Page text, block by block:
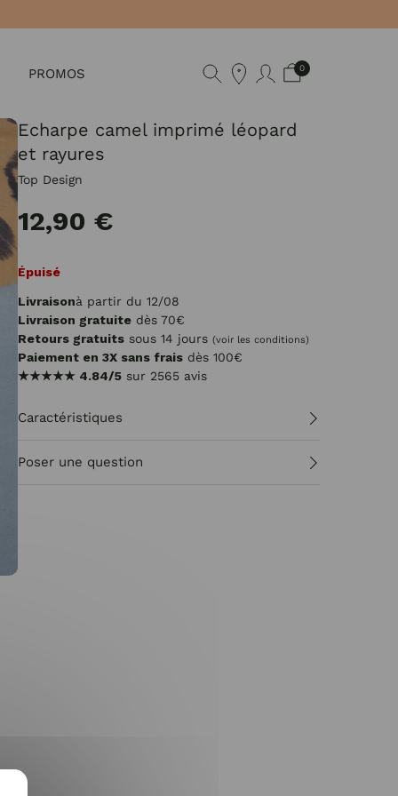
PROMOS 0
Echarpe camel imprimé léopard
et rayures
Top Design
12,90 €
Épuisé
Livraisonà partir du 12/08
Livraison gratuite dès 70€
Retours gratuits sous 14 jours (voir les conditions)
Paiement en 3X sans frais dès 100€
★★★★★ 4.84/5 sur 2565 avis
Caractéristiques
Poser une question